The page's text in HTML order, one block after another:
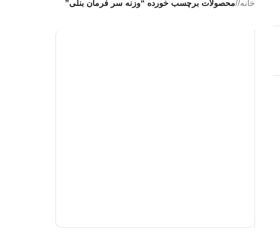
خانه/ محصولات برچسب خورده “وزنه سر فرمان بنلی”